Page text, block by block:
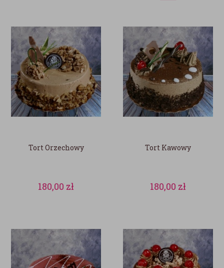
Tort Orzechowy
180,00 zł
Tort Kawowy
180,00 zł